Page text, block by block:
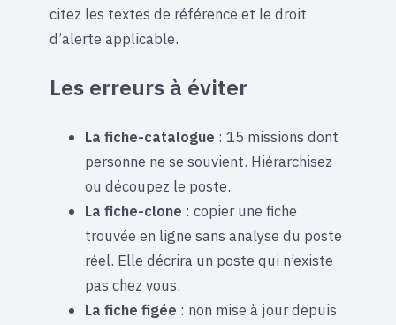
citez les textes de référence et le droit
d’alerte applicable.
Les erreurs à éviter
La fiche-catalogue : 15 missions dont
personne ne se souvient. Hiérarchisez
ou découpez le poste.
La fiche-clone : copier une fiche
trouvée en ligne sans analyse du poste
réel. Elle décrira un poste qui n’existe
pas chez vous.
La fiche figée : non mise à jour depuis